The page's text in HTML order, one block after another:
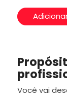
Você vai